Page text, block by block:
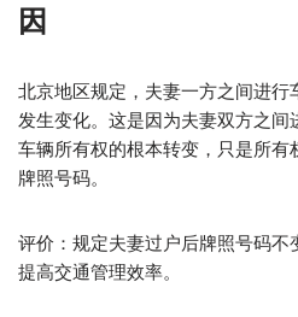
因
北京地区规定，夫妻一方之间进行
发生变化。这是因为夫妻双方之间
车辆所有权的根本转变，只是所有
牌照号码。
评价：规定夫妻过户后牌照号码不
提高交通管理效率。